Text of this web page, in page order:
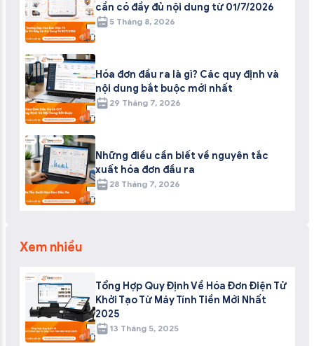
cần có đầy đủ nội dung từ 01/7/2026
5 Tháng 8, 2026
Hóa đơn đầu ra là gì? Các quy định và
nội dung bắt buộc mới nhất
29 Tháng 7, 2026
Những điều cần biết về nguyên tắc
xuất hóa đơn đầu ra
28 Tháng 7, 2026
Xem nhiều
Tổng Hợp Quy Định Về Hóa Đơn Điện Tử
Khởi Tạo Từ Máy Tính Tiền Mới Nhất
2025
13 Tháng 5, 2025